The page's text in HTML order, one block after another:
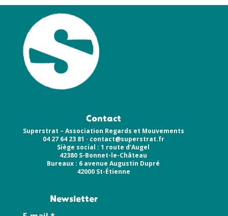
Contact
Superstrat – Association Regards et Mouvements
04 27 64 23 81 · contact@superstrat.fr
Siège social : 1 route d’Augel
42380 S-Bonnet-le-Château
Bureaux : 6 avenue Augustin Dupré
42000 St-Étienne
Newsletter